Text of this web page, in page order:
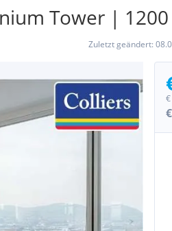
Tower | 1200
Zuletzt geändert: